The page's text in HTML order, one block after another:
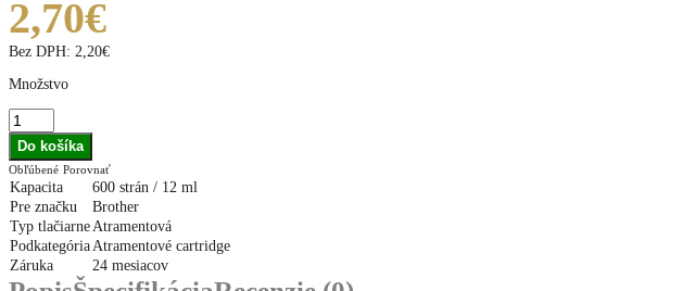
2,70€
Bez DPH: 2,20€
Množstvo
Obľúbené Porovnať
Kapacita
600 strán / 12 ml
Pre značku
Brother
Typ tlačiarne Atramentová
Podkategória Atramentové cartridge
Záruka
24 mesiacov